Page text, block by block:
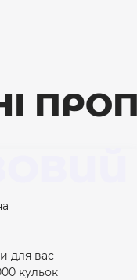
для вас
кульок